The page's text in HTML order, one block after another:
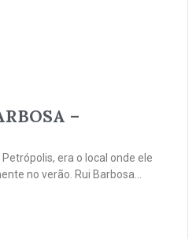
–
era o local onde ele
no verão. Rui Barbosa...